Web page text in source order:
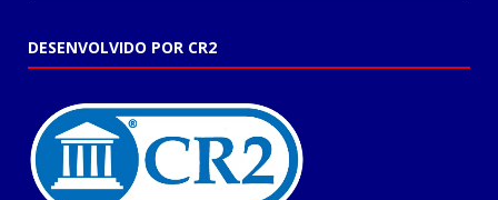
DESENVOLVIDO POR CR2